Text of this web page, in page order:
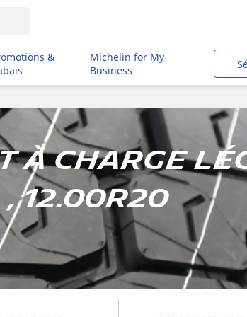
&
Michelin for My
Business
à charge
, 12.00R20